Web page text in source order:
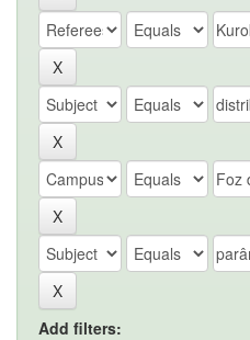
Add filters: